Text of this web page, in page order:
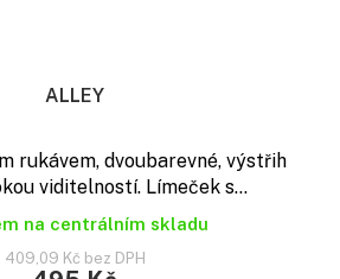
ALLEY
rukávem, dvoubarevné, výstřih
viditelností. Límeček s...
na centrálním skladu
409,09 Kč bez DPH